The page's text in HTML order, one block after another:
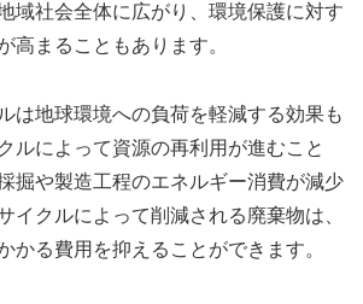
域社会全体に広がり、環境保護に対す
高まることもあります。
は地球環境への負荷を軽減する効果も
ルによって資源の再利用が進むこと
掘や製造工程のエネルギー消費が減少
イクルによって削減される廃棄物は、
かる費用を抑えることができます。